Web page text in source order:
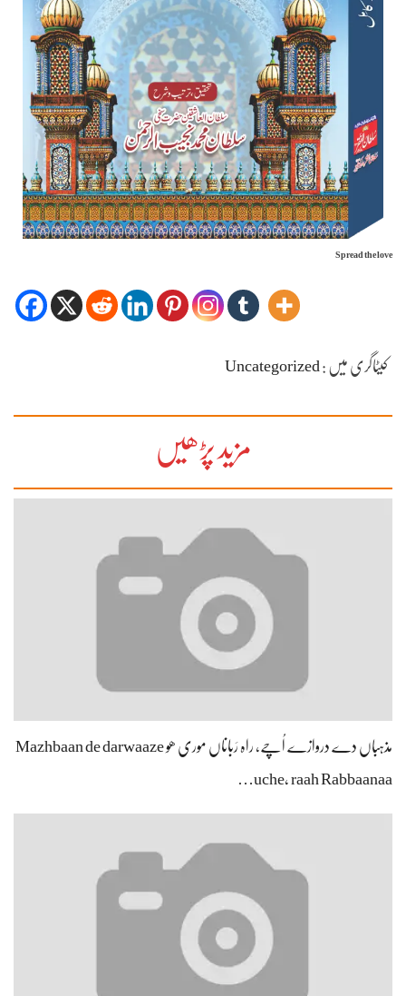
Spread the love
کیٹاگری میں : Uncategorized
مزید پڑھیں
مذہباں دے دروازے اُچے، راہ رَباناں موری ھو Mazhbaan de darwaaze
uche, raah Rabbaanaa…